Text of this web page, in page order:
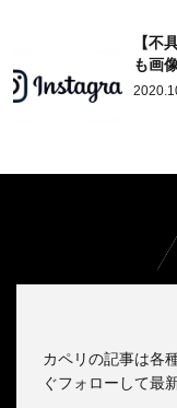
【不
も画
カペリの記事は各
ぐフォローして最